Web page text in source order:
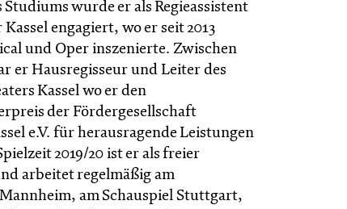
Studiums wurde er als Regieassistent
engagiert, wo er seit 2013
und Oper inszenierte. Zwischen
er Hausregisseur und Leiter des
Kassel wo er den
der Fördergesellschaft
e.V. für herausragende Leistungen
2019/20 ist er als freier
arbeitet regelmäßig am
am Schauspiel Stuttgart,